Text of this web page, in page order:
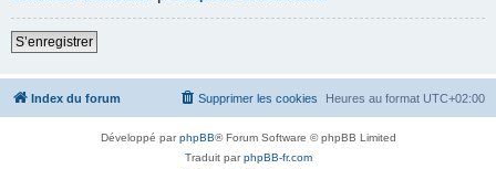
S’enregistrer
Index du forum Heures au format UTC+02:00
Supprimer les cookies
Développé parphpBB® Forum Software © phpBB Limited
Traduit parphpBB-fr.com